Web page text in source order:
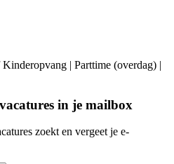
| Parttime (overdag) |
in je mailbox
zoekt en vergeet je e-